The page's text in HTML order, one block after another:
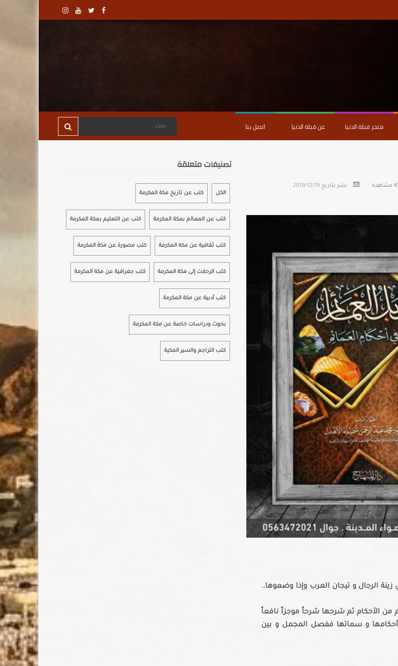
متجر قبلة الدنيا عن قبلة الدنيا اتصل بنا
مشاهدة نشر بتاريخ 2019/12/19
الرجال و تيجان العرب وإذا وضعوها..
من الأحكام ثم شرحها شرحاً موجزاً نافعاً
أحكامها و سماتها ففصل المجمل و بين
تصنيفات متعلقة
الكل كتب عن تاريخ مكة المكرمة
كتب عن المعالم بمكة المكرمة كتب عن التعليم بمكة المكرمة
كتب ثقافية عن مكة المكرمة كتب مصورة عن مكة المكرمة
كتب الرحلات إلى مكة المكرمة كتب جغرافية عن مكة المكرمة
كتب أدبية عن مكة المكرمة
بحوث ودراسات خاصة عن مكة المكرمة
كتب التراجم والسير المكية